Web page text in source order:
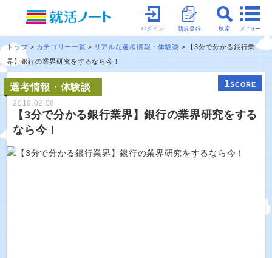
メニュー
検索
新規登録
ログイン
トップ カテゴリー一覧 リアルな選考情報・体験談
【3分で分かる銀行業
界】銀行の業界研究をするなら今！
選考情報・体験談 1SCORE
2019.02.08
【3分で分かる銀行業界】銀行の業界研究をする
なら今！